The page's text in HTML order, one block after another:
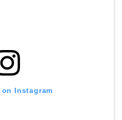
on Instagram